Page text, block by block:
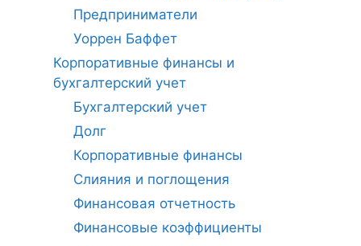
Предприниматели
Уоррен Баффет
Корпоративные финансы и
бухгалтерский учет
Бухгалтерский учет
Долг
Корпоративные финансы
Слияния и поглощения
Финансовая отчетность
Финансовые коэффициенты